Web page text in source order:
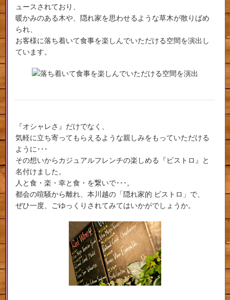
ュースされており、
暖かみのある木や、隠れ家を思わせるような草木が散りばめ
られ、
お客様に落ち着いて食事を楽しんでいただける空間を演出し
ています。
『オシャレさ』だけでなく、
気軽に立ち寄ってもらえるような親しみをもっていただける
ように･･･
その想いからカジュアルフレンチの楽しめる『ビストロ』と
名付けました。
人と食・楽・幸と食・を繋いで･･･。
都会の喧騒から離れ、本川越の「隠れ家的 ビストロ」で、
ぜひ一度、ごゆっくりされてみてはいかがでしょうか。